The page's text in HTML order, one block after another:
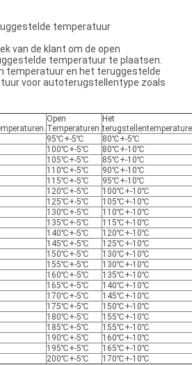
temperatuur
van de klant om de open
temperatuur te plaatsen.
temperatuur en het teruggestelde
voor autoterugstellentype zoals
Open
Temperaturen.
Het
95℃+-5℃
80℃+-5℃
100℃+-5℃
80℃+-10℃
105℃+-5℃
85℃+-10℃
110℃+-5℃
90℃+-10℃
115℃+-5℃
95℃+-10℃
120℃+-5℃
100℃+-10℃
125℃+-5℃
105℃+-10℃
130℃+-5℃
110℃+-10℃
135℃+-5℃
115℃+-10℃
140℃+-5℃
120℃+-10℃
145℃+-5℃
125℃+-10℃
150℃+-5℃
130℃+-10℃
155℃+-5℃
130℃+-10℃
160℃+-5℃
135℃+-10℃
165℃+-5℃
140℃+-10℃
170℃+-5℃
145℃+-10℃
175℃+-5℃
150℃+-10℃
180℃+-5℃
155℃+-10℃
185℃+-5℃
155℃+-10℃
190℃+-5℃
160℃+-10℃
195℃+-5℃
165℃+-10℃
200℃+-5℃ 170℃+-10℃